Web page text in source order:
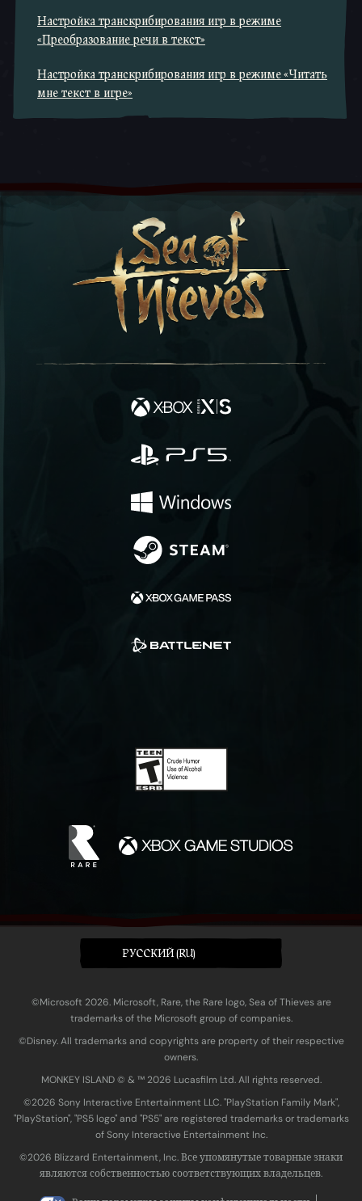
Настройка транскрибирования игр в режиме
«Преобразование речи в текст»
Настройка транскрибирования игр в режиме «Читать
мне текст в игре»
PУССКИЙ (RU)
©Microsoft 2026. Microsoft, Rare, the Rare logo, Sea of Thieves are
trademarks of the Microsoft group of companies.
©Disney. All trademarks and copyrights are property of their respective
owners.
MONKEY ISLAND © & ™ 20‍26 Lucasfilm Ltd. All rights reserved.
©2026 Sony Interactive Entertainment LLC. "PlayStation Family Mark",
"PlayStation", "PS5 logo" and "PS5" are registered trademarks or trademarks
of Sony Interactive Entertainment Inc.
©2026 Blizzard Entertainment, Inc. Все упомянутые товарные знаки
являются собственностью соответствующих владельцев.